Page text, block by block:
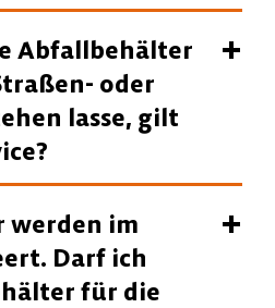
Abfallbehälter
oder
lasse, gilt
werden im
Darf ich
für die